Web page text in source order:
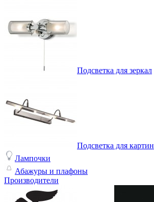
Подсветка для зеркал
Подсветка для картин
Лампочки
Абажуры и плафоны
Производители